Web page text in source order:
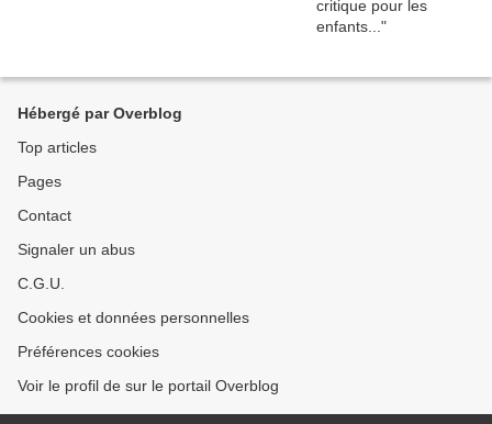
Hébergé par Overblog
Top articles
Pages
Contact
Signaler un abus
C.G.U.
Cookies et données personnelles
Préférences cookies
Voir le profil de sur le portail Overblog